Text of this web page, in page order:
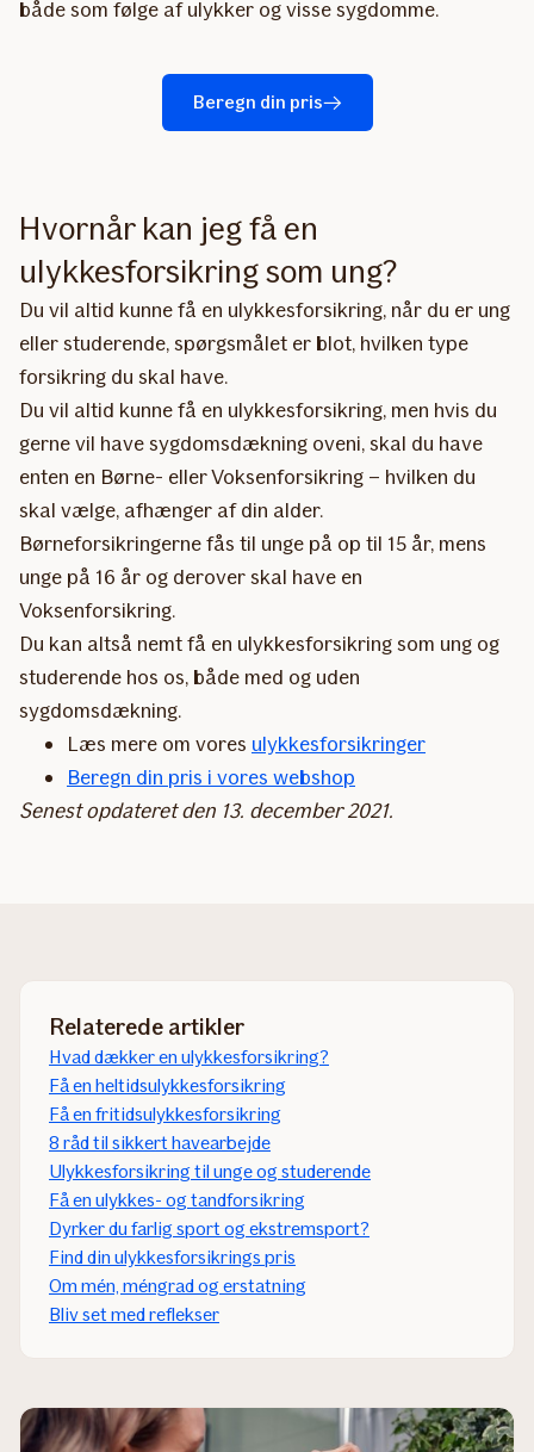
både som følge af ulykker og visse sygdomme.
Beregn din pris
Hvornår kan jeg få en
ulykkesforsikring som ung?
Du vil altid kunne få en ulykkesforsikring, når du er ung
eller studerende, spørgsmålet er blot, hvilken type
forsikring du skal have.
Du vil altid kunne få en ulykkesforsikring, men hvis du
gerne vil have sygdomsdækning oveni, skal du have
enten en Børne- eller Voksenforsikring – hvilken du
skal vælge, afhænger af din alder.
Børneforsikringerne fås til unge på op til 15 år, mens
unge på 16 år og derover skal have en
Voksenforsikring.
Du kan altså nemt få en ulykkesforsikring som ung og
studerende hos os, både med og uden
sygdomsdækning.
Læs mere om vores ulykkesforsikringer
Beregn din pris i vores webshop
Senest opdateret den 13. december 2021.
Relaterede artikler
Hvad dækker en ulykkesforsikring?
Få en heltidsulykkesforsikring
Få en fritidsulykkesforsikring
8 råd til sikkert havearbejde
Ulykkesforsikring til unge og studerende
Få en ulykkes- og tandforsikring​
Dyrker du farlig sport og ekstremsport?​
Find din ulykkesforsikrings pris
Om mén, méngrad og erstatning
Bliv set med reflekser